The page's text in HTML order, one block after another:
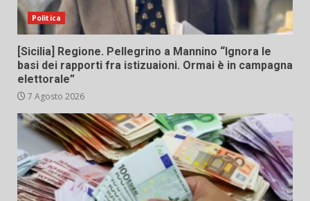
Politica
[Sicilia] Regione. Pellegrino a Mannino “Ignora le
basi dei rapporti fra istizuaioni. Ormai è in campagna
elettorale”
7 Agosto 2026